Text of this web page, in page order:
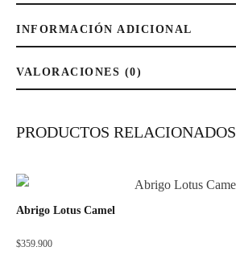
INFORMACIÓN ADICIONAL
VALORACIONES (0)
PRODUCTOS RELACIONADOS
Abrigo Lotus Camel
$359.900